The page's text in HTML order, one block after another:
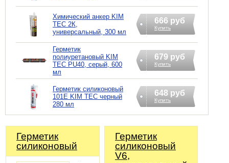
Химический анкер KIM
TEC 2К,
универсальный, 300 мл
666 руб
Купить
Герметик
полиуретановый KIM
TEC PU40, серый, 600
мл
679 руб
Купить
Герметик силиконовый
101Е KIM TEC черный
280 мл
648 руб
Купить
Герметик
силиконовый
Герметик
силиконовый
V6,